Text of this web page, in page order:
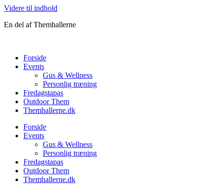
Videre til indhold
En del af Themhallerne
Forside
Events
Gus & Wellness
Personlig træning
Fredagstapas
Outdoor Them
Themhallerne.dk
Forside
Events
Gus & Wellness
Personlig træning
Fredagstapas
Outdoor Them
Themhallerne.dk